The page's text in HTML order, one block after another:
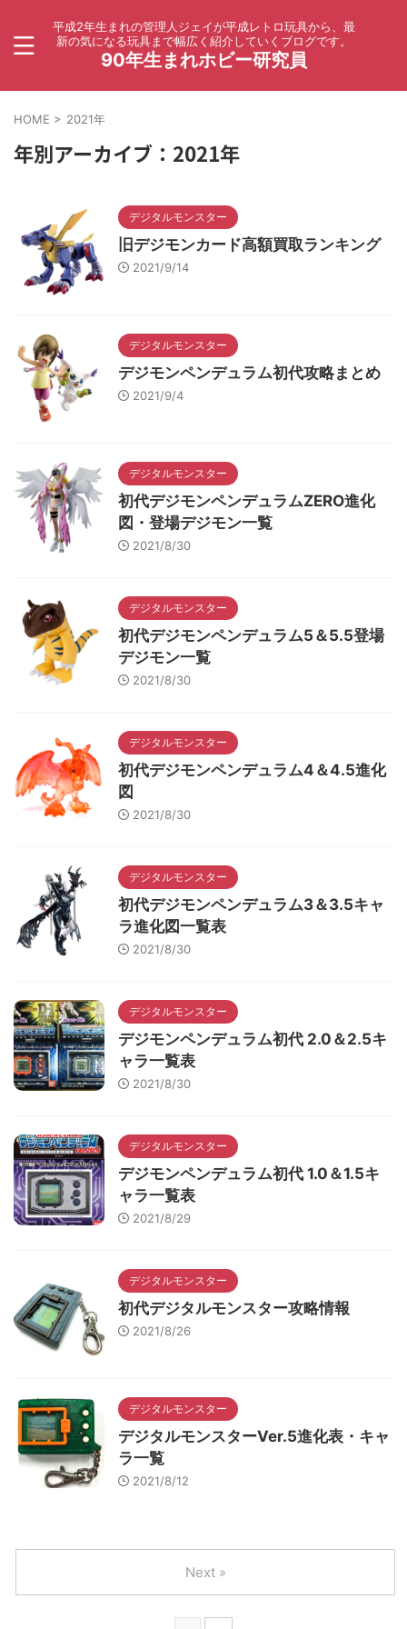
平成2年生まれの管理人ジェイが平成レトロ玩具から、最
新の気になる玩具まで幅広く紹介していくブログです。
90年生まれホビー研究員
HOME > 2021年
年別アーカイブ：2021年
デジタルモンスター
旧デジモンカード高額買取ランキング
2021/9/14
デジタルモンスター
デジモンペンデュラム初代攻略まとめ
2021/9/4
デジタルモンスター
初代デジモンペンデュラムZERO進化
図・登場デジモン一覧
2021/8/30
デジタルモンスター
初代デジモンペンデュラム5＆5.5登場
デジモン一覧
2021/8/30
デジタルモンスター
初代デジモンペンデュラム4＆4.5進化
図
2021/8/30
デジタルモンスター
初代デジモンペンデュラム3＆3.5キャ
ラ進化図一覧表
2021/8/30
デジタルモンスター
デジモンペンデュラム初代 2.0＆2.5キ
ャラ一覧表
2021/8/30
デジタルモンスター
デジモンペンデュラム初代 1.0＆1.5キ
ャラ一覧表
2021/8/29
デジタルモンスター
初代デジタルモンスター攻略情報
2021/8/26
デジタルモンスター
デジタルモンスターVer.5進化表・キャ
ラ一覧
2021/8/12
Next »